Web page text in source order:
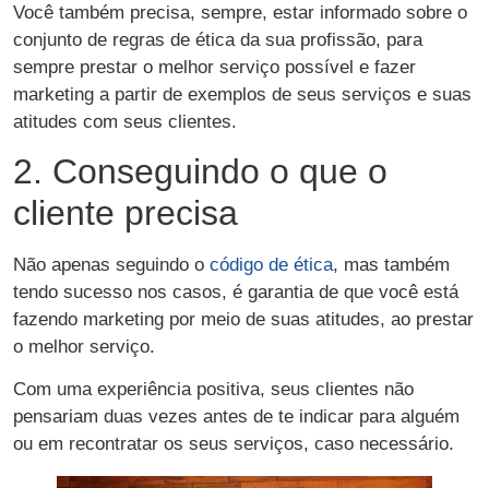
Você também precisa, sempre, estar informado sobre o
conjunto de regras de ética da sua profissão, para
sempre prestar o melhor serviço possível e fazer
marketing a partir de exemplos de seus serviços e suas
atitudes com seus clientes.
2. Conseguindo o que o
cliente precisa
Não apenas seguindo o código de ética, mas também
tendo sucesso nos casos, é garantia de que você está
fazendo marketing por meio de suas atitudes, ao prestar
o melhor serviço.
Com uma experiência positiva, seus clientes não
pensariam duas vezes antes de te indicar para alguém
ou em recontratar os seus serviços, caso necessário.